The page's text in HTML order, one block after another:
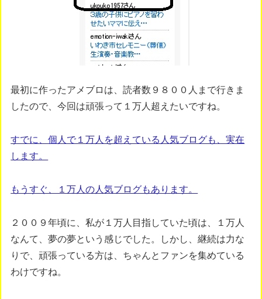
最初に作ったアメブロは、読者数９８００人まで行きま
したので、今回は頑張って１万人超えたいですね。
すでに、個人で１万人を超えている人気ブログも、実在
します。
もうすぐ、１万人の人気ブログもあります。
２００９年頃に、私が１万人目指していた頃は、１万人
なんて、夢の夢という感じでした。しかし、継続は力な
りで、頑張っている方は、ちゃんとファンを集めている
わけですね。